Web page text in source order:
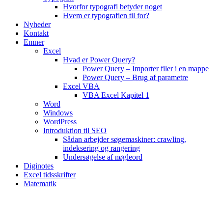
Hvorfor typografi betyder noget
Hvem er typografien til for?
Nyheder
Kontakt
Emner
Excel
Hvad er Power Query?
Power Query – Importer filer i en mappe
Power Query – Brug af parametre
Excel VBA
VBA Excel Kapitel 1
Word
Windows
WordPress
Introduktion til SEO
Sådan arbejder søgemaskiner: crawling,
indeksering og rangering
Undersøgelse af nøgleord
Diginotes
Excel tidsskrifter
Matematik